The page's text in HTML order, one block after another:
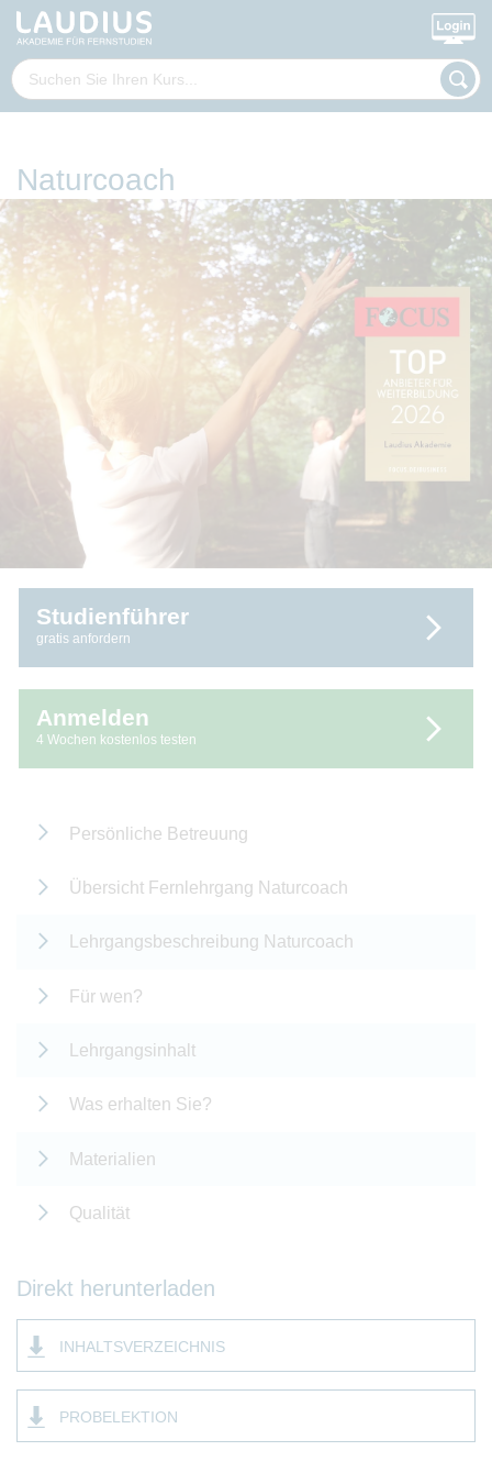
Naturcoach
Studienführer
gratis anfordern
Anmelden
4 Wochen kostenlos testen
Persönliche Betreuung
Übersicht Fernlehrgang Naturcoach
Lehrgangsbeschreibung Naturcoach
Für wen?
Lehrgangsinhalt
Was erhalten Sie?
Materialien
Qualität
Direkt herunterladen
INHALTSVERZEICHNIS
PROBELEKTION